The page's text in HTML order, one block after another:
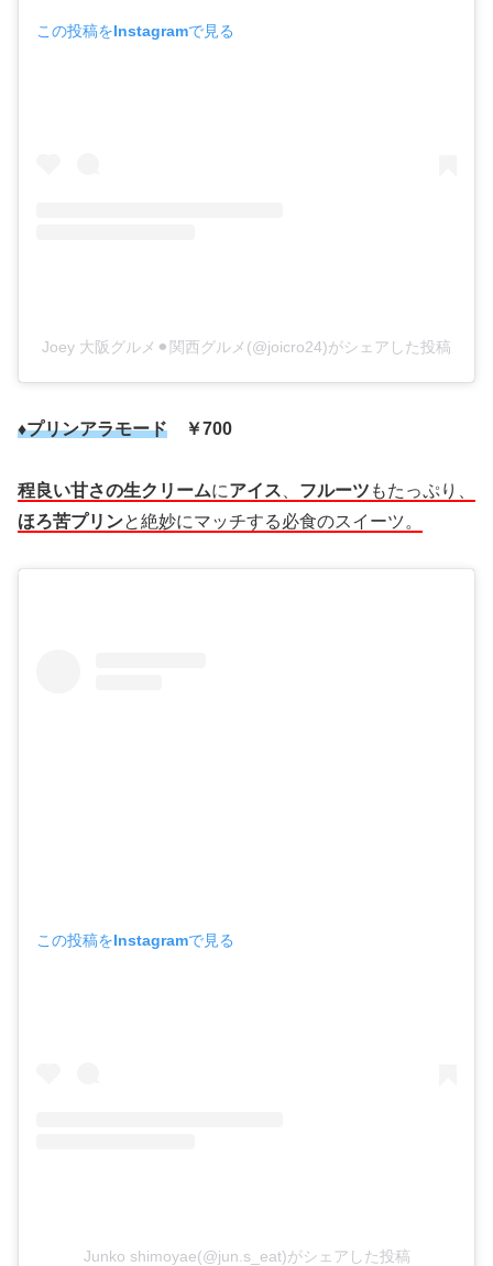
この投稿をInstagramで見る
Joey 大阪グルメ⚫︎関西グルメ(@joicro24)がシェアした投稿
♦プリンアラモード ￥700
程良い甘さの生クリームにアイス フルーツ もたっぷり、
ほろ苦プリンと絶妙にマッチする必食のスイーツ。
この投稿をInstagramで見る
Junko shimoyae(@jun.s_eat)がシェアした投稿